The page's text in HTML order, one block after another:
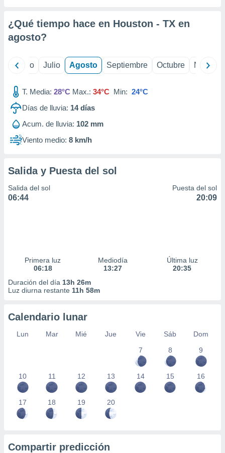
e
de
¿Qué tiempo hace en Houston - TX en
agosto?
Junio Julio Agosto Septiembre Octubre
T. Media: 28°C Max.: 34°C Min: 24°C
Días de lluvia: 14días
Acum. de lluvia: 102 mm
Viento medio: 8 km/h
Salida y Puesta del sol
Salida del sol
06:44
Puesta del sol
20:09
Primera luz
06:18
Mediodía
13:27
Última luz
20:35
Duración del día 13h 26m
Luz diurna restante 11h 58m
Calendario lunar
Lun Mar Mié Jue Vie Sáb
Dom
7
8 9
10 11 12 13 14 15 16
17 18 19 20
Compartir predicción